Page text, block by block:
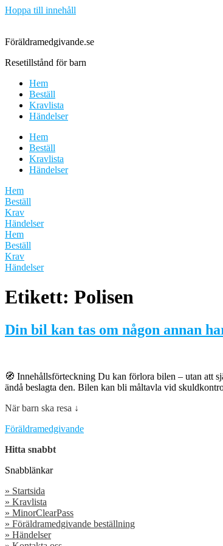
Hoppa till innehåll
Föräldramedgivande.se
Resetillstånd för barn
Hem
Beställ
Kravlista
Händelser
Hem
Beställ
Kravlista
Händelser
Hem
Beställ
Krav
Händelser
Hem
Beställ
Krav
Händelser
Etikett: Polisen
Din bil kan tas om någon annan
🧭 Innehållsförteckning Du kan förlora bilen – utan att
ändå beslagta den. Bilen kan bli måltavla vid
När barn ska resa ↓
Föräldramedgivande
Hitta snabbt
Snabblänkar
» Startsida
» Kravlista
» MinorClearPass
» Föräldramedgivande beställning
» Händelser